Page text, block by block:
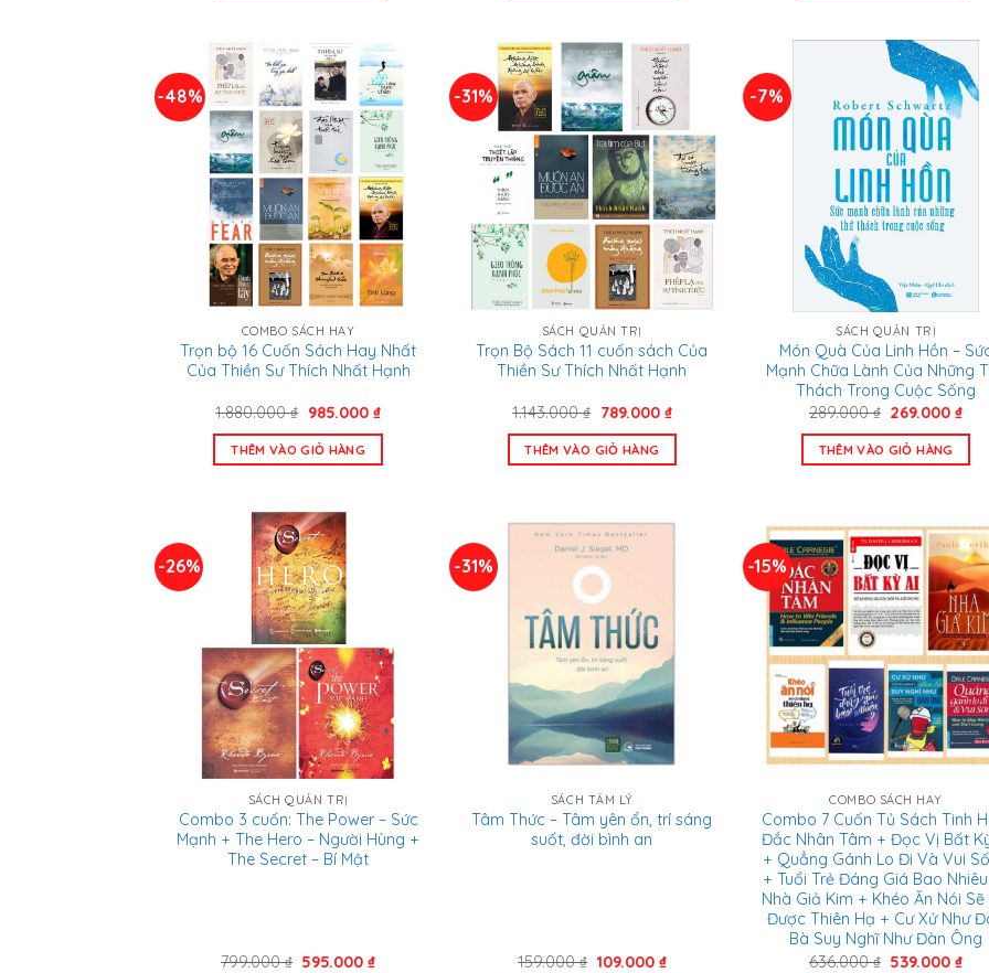
-48%
COMBO SÁCH HAY
Trọn bộ 16 Cuốn Sách Hay Nhất
Của Thiền Sư Thích Nhất Hạnh
1.880.000₫ Giá
là:
1.880.000 ₫.
985.000 ₫Giá
tại
THÊM VÀO GIỎ HÀNG
-31%
SÁCH QUẢN TRỊ
Trọn Bộ Sách 11 cuốn sách Của
Thiền Sư Thích Nhất Hạnh
1.143.000₫ Giá
là:
1.143.000 ₫.
789.000 ₫Giá
tại
THÊM VÀO GIỎ HÀNG
-7%
SÁCH QUẢN TRỊ
Món Quà Của Linh Hồn –
Mạnh Chữa Lành Của Những
Thách Trong Cuộc Sống
289.000₫ Giá
là:
289.000 ₫.
269.000₫Giá
tại
THÊM VÀO GIỎ HÀNG
-26%
SÁCH QUẢN TRỊ
Combo 3 cuốn: The Power – Sức
Mạnh + The Hero – Người Hùng +
The Secret – Bí Mật
799.000₫ Giá
595.000₫Giá
-31%
SÁCH TÂM LÝ
Tâm Thức – Tâm yên ổn, trí sáng
suốt, đời bình an
159.000₫ Giá
109.000 ₫Giá
-15%
COMBO SÁCH HAY
Combo 7 Cuốn Tủ Sách Tinh
Đắc Nhân Tâm + Đọc Vị Bất
+ Quẳng Gánh Lo Đi Và Vui
+ Tuổi Trẻ Đáng Giá Bao
Nhà Giả Kim + Khéo Ăn Nói Sẽ
Được Thiên Hạ + Cư Xử Như
Bà Suy Nghĩ Như Đàn Ông
636.000₫ Giá
539.000₫Giá